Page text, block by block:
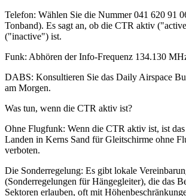
Telefon: Wählen Sie die Nummer 041 620 91
Tonband). Es sagt an, ob die CTR aktiv
("inactive") ist.
Funk: Abhören der Info-Frequenz 134.130
DABS: Konsultieren Sie das Daily Airspace
am Morgen.
Was tun, wenn die CTR aktiv ist?
Ohne Flugfunk: Wenn die CTR aktiv ist, ist
Landen in Kerns Sand für Gleitschirme ohne
verboten.
Die Sonderregelung: Es gibt lokale
(Sonderregelungen für Hängegleiter), die das
Sektoren erlauben, oft mit